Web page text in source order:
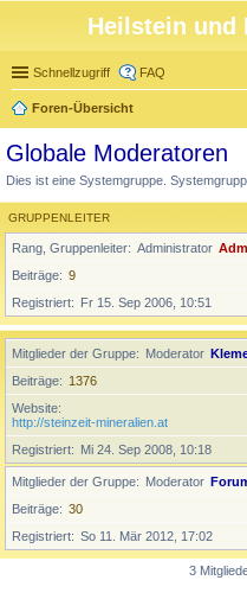
Heilstein und
Schnellzugriff FAQ
Foren-Übersicht
Globale Moderatoren
Dies ist eine Systemgruppe.
GRUPPENLEITER
Rang, Gruppenleiter Administrator
Beiträge
9
Registriert
Fr 15. Sep 2006, 10:51
Mitglieder der Gruppe Moderator
Beiträge
1376
Website
http://steinzeit-mineralien.at
Registriert
Mi 24. Sep 2008, 10:18
Mitglieder der Gruppe Moderator
Beiträge
30
Registriert
So 11. Mär 2012, 17:02
3